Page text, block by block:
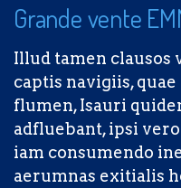
Grande vente
Illud tamen clausos
captis navigiis,
flumen, Isauri
adfluebant, ipsi
iam consumendo
aerumnas exitialis